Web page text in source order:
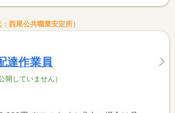
西尾公共職業安定所）
達作業員
開していません）